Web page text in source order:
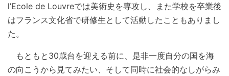
l’Ecole de Louvreでは美術史を専攻し、また学校を卒業後
はフランス文化省で研修生として活動したこともありまし
た。
もともと30歳台を迎える前に、是非一度自分の国を海
の向こうから見てみたい、そして同時に社会的なしがらみ